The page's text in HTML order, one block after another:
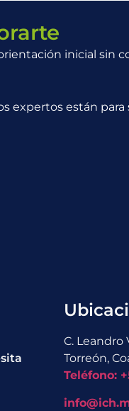
inicial sin
expertos están para
C. Leandro
Torreón,
Teléfono: